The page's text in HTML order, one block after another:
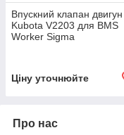
Впускний клапан двигун
Kubota V2203 для BMS
Worker Sigma
Ціну уточнюйте
Про нас